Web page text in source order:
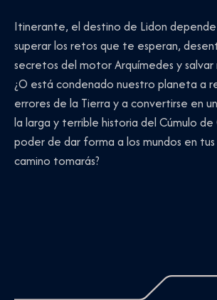
Itinerante, el destino de Lidon depende
superar los retos que te esperan,
secretos del motor Arquímedes y salvar
¿O está condenado nuestro planeta a
errores de la Tierra y a convertirse en
la larga y terrible historia del Cúmulo de
poder de dar forma a los mundos en tus
camino tomarás?